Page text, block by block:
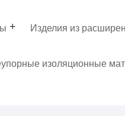
Изделия из
изоляционные